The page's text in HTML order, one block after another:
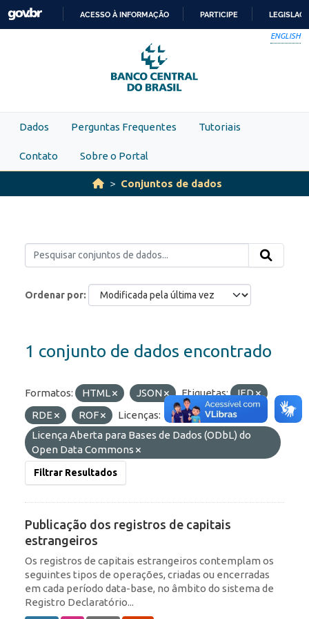
Skip to main content
PARA
O
CONTEÚDO
ACESSO À INFORMAÇÃO PARTICIPE
ENGLISH
Dados Perguntas Frequentes Tutoriais
Contato Sobre o Portal
Conjuntos de dados
Ordenar por
1 conjunto de dados encontrado
Formatos: HTML JSON Etiquetas:
IED
RDE
ROF
Licenças:
Licença Aberta para Bases de Dados (ODbL) do
Open Data Commons
Filtrar Resultados
Publicação dos registros de capitais
estrangeiros
Os registros de capitais estrangeiros contemplam os
seguintes tipos de operações, criadas ou encerradas
em cada período data-base, no âmbito do sistema de
Registro Declaratório...